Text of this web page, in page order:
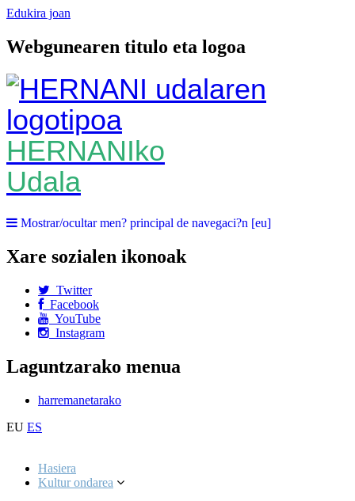
Edukira joan
Webgunearen titulo eta logoa
HERNANIko
Udala
Mostrar/ocultar men? principal de navegaci?n [eu]
Xare sozialen ikonoak
Twitter
Facebook
YouTube
Instagram
Laguntzarako menua
harremanetarako
EU ES
Hasiera
Kultur ondarea